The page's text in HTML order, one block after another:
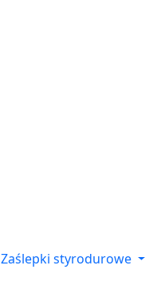
Zaślepki styrodurowe